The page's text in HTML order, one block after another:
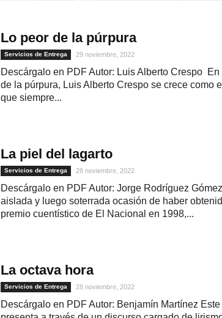
Lo peor de la púrpura
Servicios de Entrega 29 noviembre, 2022
Descárgalo en PDF Autor: Luis Alberto Crespo
de la púrpura, Luis Alberto Crespo se crece como
que siempre...
La piel del lagarto
Servicios de Entrega 28 noviembre, 2022
Descárgalo en PDF Autor: Jorge Rodríguez
aislada y luego soterrada ocasión de haber
premio cuentístico de El Nacional en 1998,...
La octava hora
Servicios de Entrega 28 noviembre, 2022
Descárgalo en PDF Autor: Benjamín Martínez